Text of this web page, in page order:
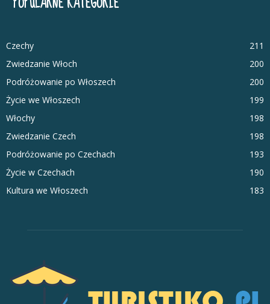
Czechy
211
Zwiedzanie Włoch
200
Podróżowanie po Włoszech
200
Życie we Włoszech
199
Włochy
198
Zwiedzanie Czech
198
Podróżowanie po Czechach
193
Życie w Czechach
190
Kultura we Włoszech
183